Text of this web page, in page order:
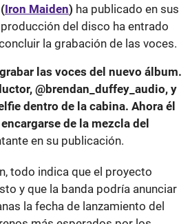
Iron Maiden) ha publicado en sus
del disco ha entrado
la grabación de las voces.
las voces del nuevo álbum.
@brendan_duffey_audio, y
dentro de la cabina. Ahora él
de la mezcla del
en su publicación.
todo indica que el proyecto
y que la banda podría anunciar
la fecha de lanzamiento del